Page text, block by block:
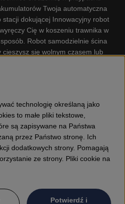
Twoja automatyczna
dokującej Innowacyjny robot
Cię w koszeniu trawnika w
Robot samodzielnie ścina
się wolnym czasem lub
nasza dysponuje. Gplshop
Nożyce do żywopłotów,
Myjka Ciśnieniowa,
Narzędzia do prac leśnych,
Zabawki dla dzieci ETC.
technologię określaną jako
to małe pliki tekstowe,
są zapisywane na Państwa
przez Państwo stronę. Ich
dodatkowych strony. Pomagają
ze strony. Pliki cookie na
Potwierdź i